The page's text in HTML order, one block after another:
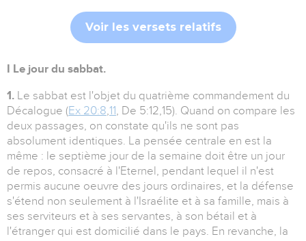
Voir les versets relatifs
I Le jour du sabbat.
1. Le sabbat est l'objet du quatrième commandement du
Décalogue (Ex 20:8,11, De 5:12,15). Quand on compare les
deux passages, on constate qu'ils ne sont pas
absolument identiques. La pensée centrale en est la
même : le septième jour de la semaine doit être un jour
de repos, consacré à l'Eternel, pendant lequel il n'est
permis aucune oeuvre des jours ordinaires, et la défense
s'étend non seulement à l'Israélite et à sa famille, mais à
ses serviteurs et à ses servantes, à son bétail et à
l'étranger qui est domicilié dans le pays. En revanche, la